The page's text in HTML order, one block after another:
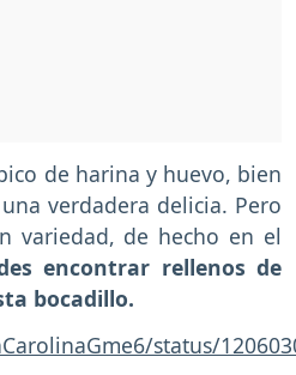
de harina y huevo, bien
verdadera delicia. Pero
variedad, de hecho en el
encontrar rellenos de
bocadillo.
status/